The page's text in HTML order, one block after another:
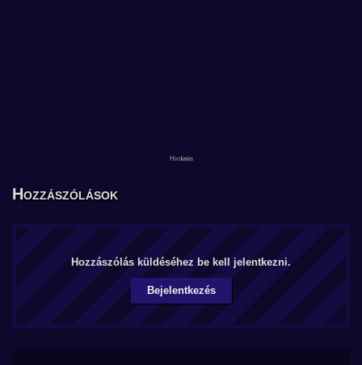
Hozzászólások
Hozzászólás küldéséhez be kell jelentkezni.
Bejelentkezés